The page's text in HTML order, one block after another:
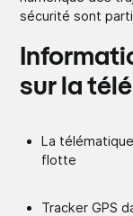
sécurité sont
sur la
La
flotte
Tracker GPS